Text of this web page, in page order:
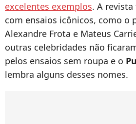
excelentes exemplos. A
com ensaios icônicos, como o
Alexandre Frota e Mateus
outras celebridades não
pelos ensaios sem roupa e o
lembra alguns desses nomes.